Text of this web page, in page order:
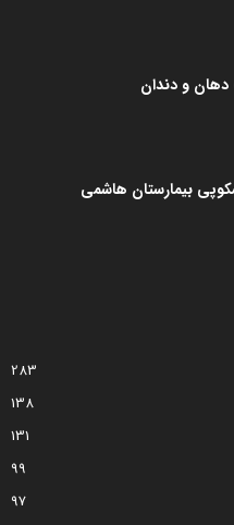
و دندان
بیمارستان هاشمی
283
138
131
99
97